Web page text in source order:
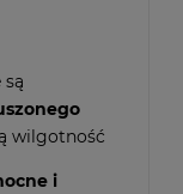
wilgotność
i